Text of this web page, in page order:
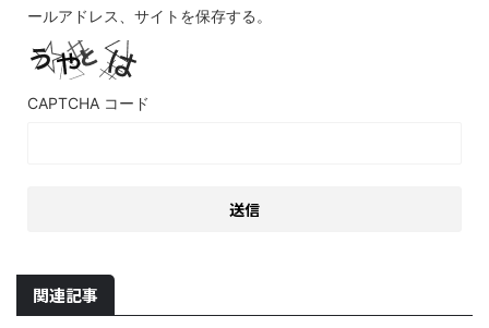
ールアドレス、サイトを保存する。
CAPTCHA コード
関連記事